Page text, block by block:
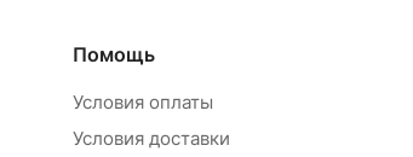
Помощь
Условия оплаты
Условия доставки